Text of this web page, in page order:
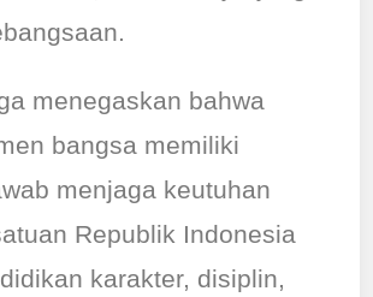
menegaskan bahwa
bangsa memiliki
menjaga keutuhan
Republik Indonesia
karakter, disiplin,